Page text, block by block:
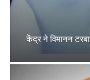
केंद्र ने विमानन